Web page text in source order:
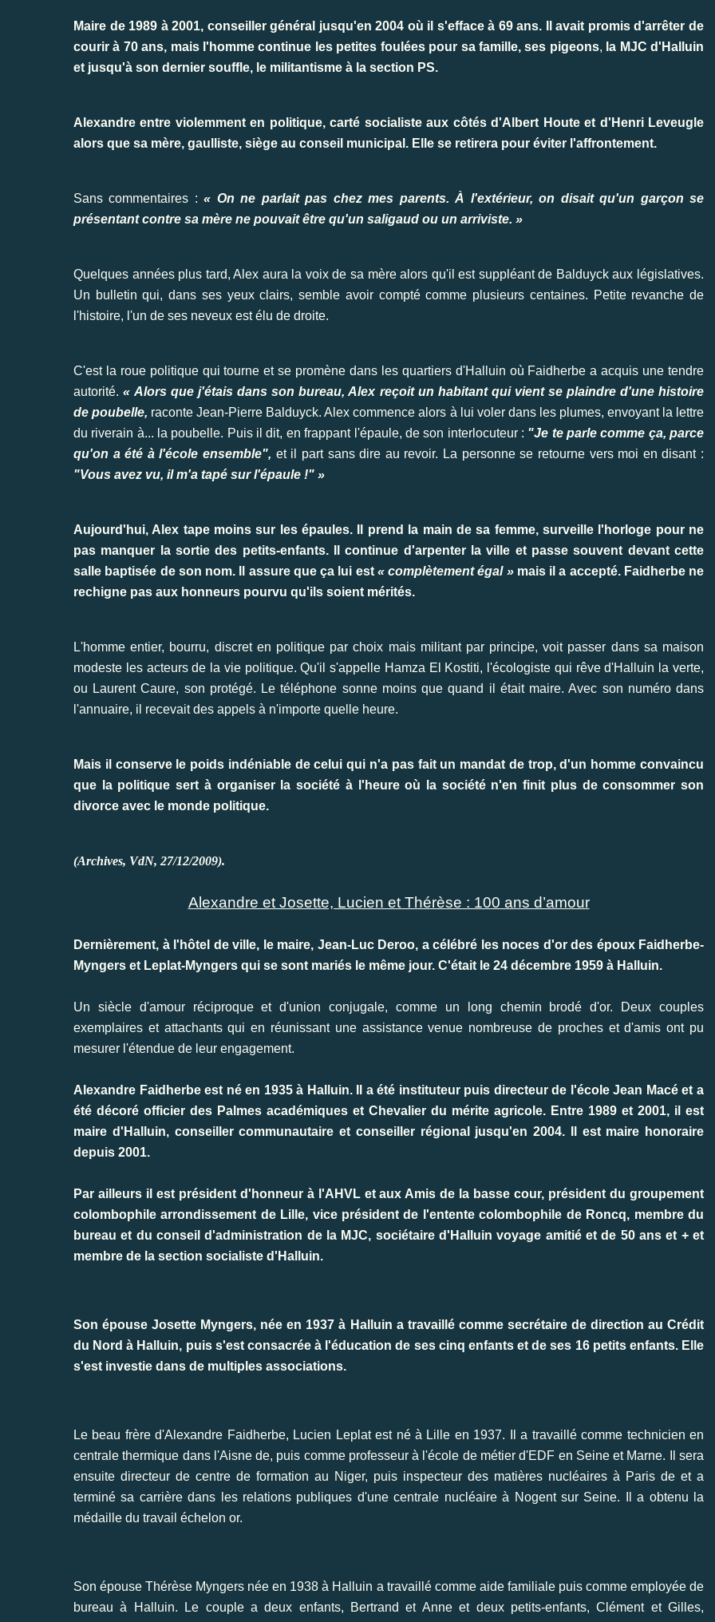
Maire de 1989 à 2001, conseiller général jusqu'en 2004 où il s'efface à 69 ans. Il avait promis d'arrêter de
courir à 70 ans, mais l'homme continue les petites foulées pour sa famille, ses pigeons, la MJC d'Halluin
et jusqu'à son dernier souffle, le militantisme à la section PS.
Alexandre entre violemment en politique, carté socialiste aux côtés d'Albert Houte et d'Henri Leveugle
alors que sa mère, gaulliste, siège au conseil municipal. Elle se retirera pour éviter l'affrontement.
Sans commentaires :« On ne parlait pas chez mes parents. À l'extérieur, on disait qu'un garçon se
présentant contre sa mère ne pouvait être qu'un saligaud ou un arriviste. »
Quelques années plus tard, Alex aura la voix de sa mère alors qu'il est suppléant de Balduyck aux législatives.
Un bulletin qui, dans ses yeux clairs, semble avoir compté comme plusieurs centaines. Petite revanche de
l'histoire, l'un de ses neveux est élu de droite.
C'est la roue politique qui tourne et se promène dans les quartiers d'Halluin où Faidherbe a acquis une tendre
autorité.« Alors que j'étais dans son bureau, Alex reçoit un habitant qui vient se plaindre d'une histoire
de poubelle, raconte Jean-Pierre Balduyck. Alex commence alors à lui voler dans les plumes, envoyant la lettre
du riverain à... la poubelle. Puis il dit, en frappant l'épaule, de son interlocuteur : "Je te parle comme ça, parce
qu'on a été à l'école ensemble", et il part sans dire au revoir. La personne se retourne vers moi en disant :
"Vous avez vu, il m'a tapé sur l'épaule !" »
Aujourd'hui, Alex tape moins sur les épaules. Il prend la main de sa femme, surveille l'horloge pour ne
pas manquer la sortie des petits-enfants. Il continue d'arpenter la ville et passe souvent devant cette
salle baptisée de son nom. Il assure que ça lui est « complètement égal »mais il a accepté. Faidherbe ne
rechigne pas aux honneurs pourvu qu'ils soient mérités.
L'homme entier, bourru, discret en politique par choix mais militant par principe, voit passer dans sa maison
modeste les acteurs de la vie politique. Qu'il s'appelle Hamza El Kostiti, l'écologiste qui rêve d'Halluin la verte,
ou Laurent Caure, son protégé. Le téléphone sonne moins que quand il était maire. Avec son numéro dans
l'annuaire, il recevait des appels à n'importe quelle heure.
Mais il conserve le poids indéniable de celui qui n'a pas fait un mandat de trop, d'un homme convaincu
que la politique sert à organiser la société à l'heure où la société n'en finit plus de consommer son
divorce avec le monde politique.
(Archives, VdN, 27/12/2009).
Alexandre et Josette, Lucien et Thérèse : 100 ans d’amour
Dernièrement, à l'hôtel de ville, le maire, Jean-Luc Deroo, a célébré les noces d'or des époux Faidherbe-
Myngers et Leplat-Myngers qui se sont mariés le même jour. C'était le 24 décembre 1959 à Halluin.
Un siècle d'amour réciproque et d'union conjugale, comme un long chemin brodé d'or. Deux couples
exemplaires et attachants qui en réunissant une assistance venue nombreuse de proches et d'amis ont pu
mesurer l'étendue de leur engagement.
Alexandre Faidherbe est né en 1935 à Halluin. Il a été instituteur puis directeur de l'école Jean Macé et a
été décoré officier des Palmes académiques et Chevalier du mérite agricole. Entre 1989 et 2001, il est
maire d'Halluin, conseiller communautaire et conseiller régional jusqu'en 2004. Il est maire honoraire
depuis 2001.
Par ailleurs il est président d'honneur à l'AHVL et aux Amis de la basse cour, président du groupement
colombophile arrondissement de Lille, vice président de l'entente colombophile de Roncq, membre du
bureau et du conseil d'administration de la MJC, sociétaire d'Halluin voyage amitié et de 50 ans et + et
membre de la section socialiste d'Halluin.
Son épouse Josette Myngers, née en 1937 à Halluin a travaillé comme secrétaire de direction au Crédit
du Nord à Halluin, puis s'est consacrée à l'éducation de ses cinq enfants et de ses 16 petits enfants. Elle
s'est investie dans de multiples associations.
Le beau frère d'Alexandre Faidherbe, Lucien Leplat est né à Lille en 1937. Il a travaillé comme technicien en
centrale thermique dans l'Aisne de, puis comme professeur à l'école de métier d'EDF en Seine et Marne. Il sera
ensuite directeur de centre de formation au Niger, puis inspecteur des matières nucléaires à Paris de et a
terminé sa carrière dans les relations publiques d'une centrale nucléaire à Nogent sur Seine. Il a obtenu la
médaille du travail échelon or.
Son épouse Thérèse Myngers née en 1938 à Halluin a travaillé comme aide familiale puis comme employée de
bureau à Halluin. Le couple a deux enfants, Bertrand et Anne et deux petits-enfants, Clément et Gilles,